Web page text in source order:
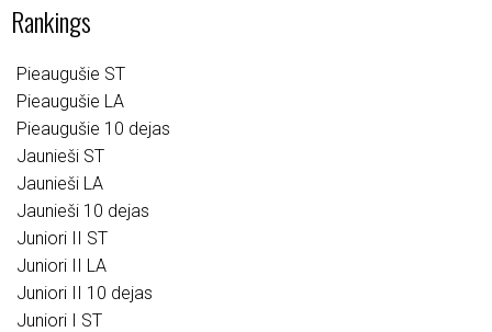
Rankings
Pieaugušie ST
Pieaugušie LA
Pieaugušie 10 dejas
Jaunieši ST
Jaunieši LA
Jaunieši 10 dejas
Juniori II ST
Juniori II LA
Juniori II 10 dejas
Juniori I ST